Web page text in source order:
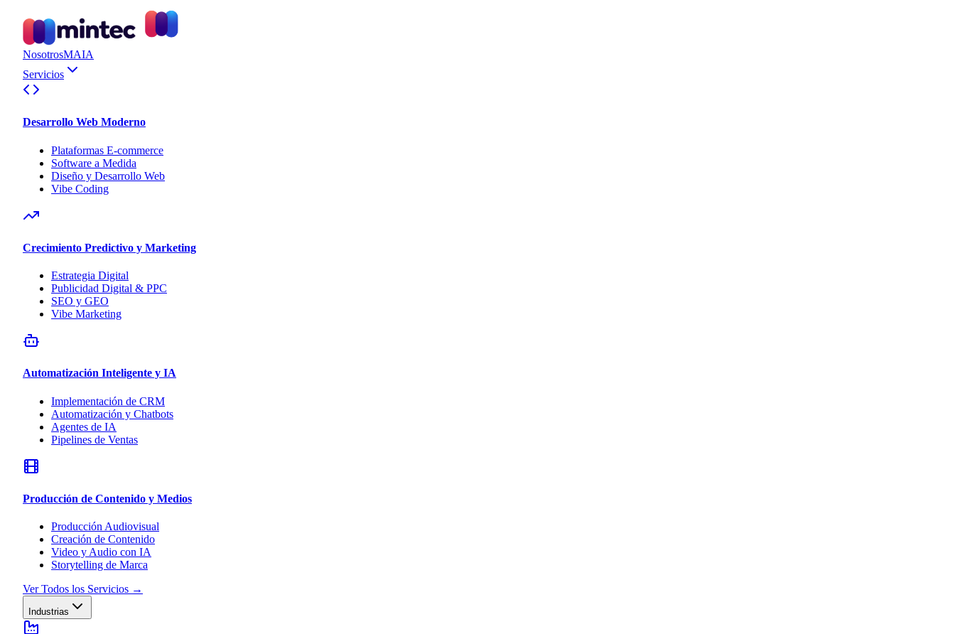
NosotrosMAIA
Servicios
Desarrollo Web Moderno
Plataformas E-commerce
Software a Medida
Diseño y Desarrollo Web
Vibe Coding
Crecimiento Predictivo y Marketing
Estrategia Digital
Publicidad Digital & PPC
SEO y GEO
Vibe Marketing
Automatización Inteligente y IA
Implementación de CRM
Automatización y Chatbots
Agentes de IA
Pipelines de Ventas
Producción de Contenido y Medios
Producción Audiovisual
Creación de Contenido
Video y Audio con IA
Storytelling de Marca
Ver Todos los Servicios →
Industrias